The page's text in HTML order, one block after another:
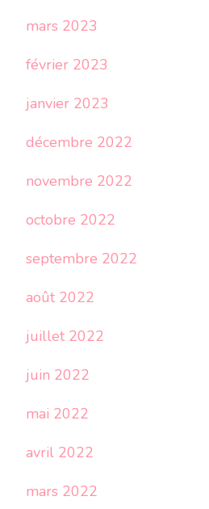
mars 2023
février 2023
janvier 2023
décembre 2022
novembre 2022
octobre 2022
septembre 2022
août 2022
juillet 2022
juin 2022
mai 2022
avril 2022
mars 2022